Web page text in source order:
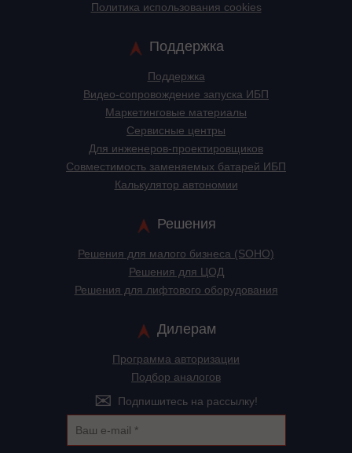
Политика использования cookies
Поддержка
Поддержка
Видео-сопровождение запуска ИБП
Маркетинговые материалы
Сервисные центры
Для инженеров-проектировщиков
Cовместимость заменяемых батарей ИБП
Калькулятор автономии
Решения
Решения для малого бизнеса (SOHO)
Решения для ЦОД
Решения для лифтового оборудования
Дилерам
Программа авторизации
Подбор аналогов
Подпишитесь на рассылку!